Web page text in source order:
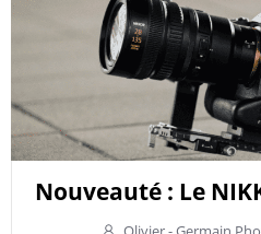
Nouveauté : Le